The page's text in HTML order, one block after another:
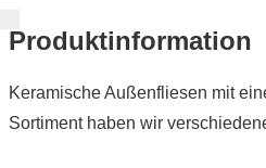
Produktinformation
Keramische Außenfliesen mit
Sortiment haben wir